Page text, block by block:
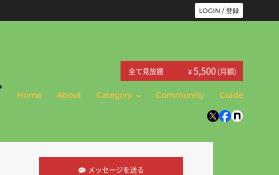
LOGIN / 登録
全て見放題 ¥5,500 (月額)
Home About Category Community Guide
メッセージを送る